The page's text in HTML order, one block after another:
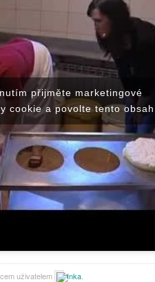
přijměte marketingové
cookie a povolte tento obsah
uživatelem Inka